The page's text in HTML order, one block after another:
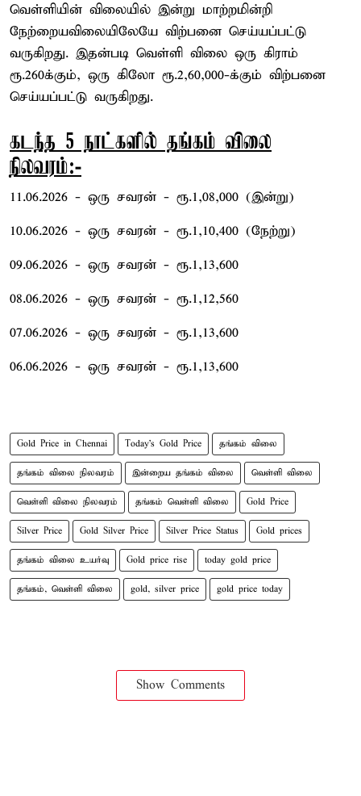
வெள்ளியின் விலையில் இன்று மாற்றமின்றி
நேற்றையவிலையிலேயே விற்பனை செய்யப்பட்டு
வருகிறது. இதன்படி வெள்ளி விலை ஒரு கிராம்
ரூ.260க்கும், ஒரு கிலோ ரூ.2,60,000-க்கும் விற்பனை
செய்யப்பட்டு வருகிறது.
கடந்த 5 நாட்களில் தங்கம் விலை
நிலவரம்:-
11.06.2026 - ஒரு சவரன் - ரூ.1,08,000 (இன்று)
10.06.2026 - ஒரு சவரன் - ரூ.1,10,400 (நேற்று)
09.06.2026 - ஒரு சவரன் - ரூ.1,13,600
08.06.2026 - ஒரு சவரன் - ரூ.1,12,560
07.06.2026 - ஒரு சவரன் - ரூ.1,13,600
06.06.2026 - ஒரு சவரன் - ரூ.1,13,600
Gold Price in Chennai Today's Gold Price தங்கம் விலை
தங்கம் விலை நிலவரம் இன்றைய தங்கம் விலை வெள்ளி விலை
வெள்ளி விலை நிலவரம் தங்கம் வெள்ளி விலை Gold Price
Silver Price Gold Silver Price Silver Price Status Gold prices
தங்கம் விலை உயர்வு Gold price rise today gold price
தங்கம், வெள்ளி விலை gold, silver price gold price today
Show Comments